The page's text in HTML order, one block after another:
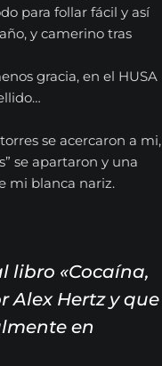
para follar fácil y así
y camerino tras
gracia, en el HUSA
se acercaron a mi,
se apartaron y una
mi blanca nariz.
libro «Cocaína,
Alex Hertz y que
en